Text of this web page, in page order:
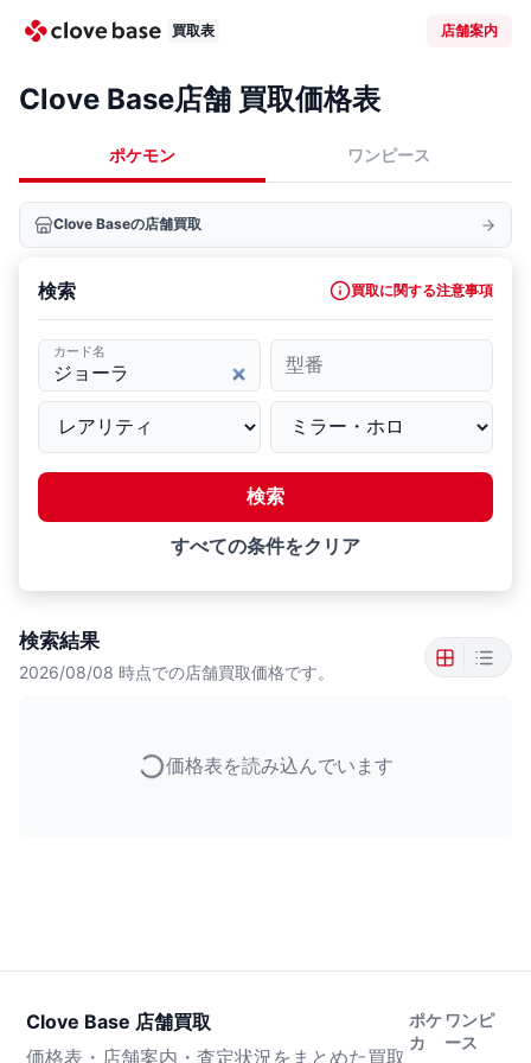
買取表 店舗案内
Clove Base店舗 買取価格表
ポケモン ワンピース
Clove Baseの店舗買取
検索 買取に関する注意事項
カード名
型番
検索
すべての条件をクリア
検索結果
2026/08/08 時点での店舗買取価格です。
価格表を読み込んでいます
Clove Base 店舗買取
価格表・店舗案内・査定状況をまとめた買取
ポケ
カ
ワンピ
ース